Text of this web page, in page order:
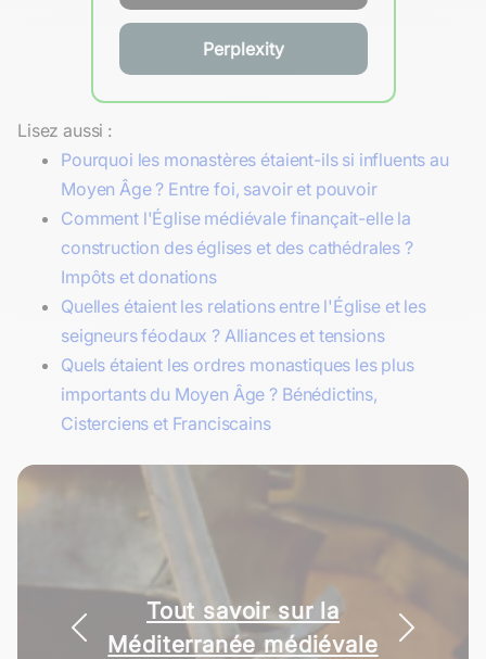
Perplexity
Lisez aussi :
Pourquoi les monastères étaient-ils si influents au
Moyen Âge ? Entre foi, savoir et pouvoir
Comment l'Église médiévale finançait-elle la
construction des églises et des cathédrales ?
Impôts et donations
Quelles étaient les relations entre l'Église et les
seigneurs féodaux ? Alliances et tensions
Quels étaient les ordres monastiques les plus
importants du Moyen Âge ? Bénédictins,
Cisterciens et Franciscains
Tout savoir sur la
Méditerranée médiévale